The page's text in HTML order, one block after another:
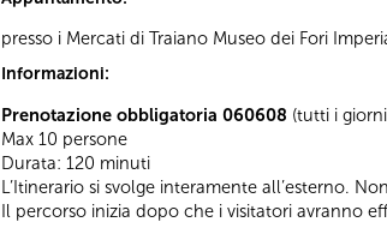
presso i Mercati di Traiano Museo dei Fori
Informazioni:
Prenotazione obbligatoria 060608 (tutti i
Max 10 persone
Durata: 120 minuti
L’Itinerario si svolge interamente all’esterno.
Il percorso inizia dopo che i visitatori avranno